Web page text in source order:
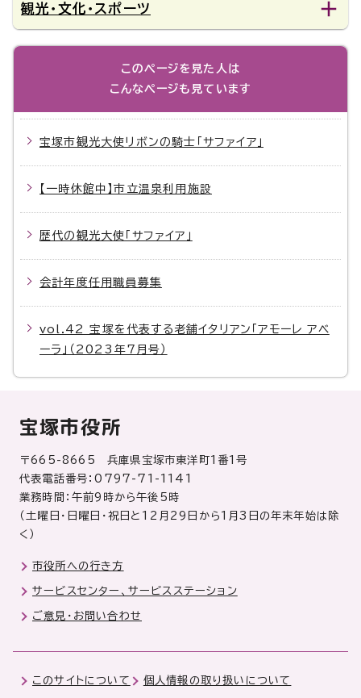
観光・文化・スポーツ
このページを見た人は
こんなページも見ています
宝塚市観光大使リボンの騎士「サファイア」
【一時休館中】市立温泉利用施設
歴代の観光大使「サファイア」
会計年度任用職員募集
vol.42 宝塚を代表する老舗イタリアン「アモーレ アベ
ーラ」（2023年7月号）
宝塚市役所
〒665-8665 兵庫県宝塚市東洋町1番1号
代表電話番号：0797-71-1141
業務時間：午前9時から午後5時
（土曜日・日曜日・祝日と12月29日から1月3日の年末年始は除
く）
市役所への行き方
サービスセンター、サービスステーション
ご意見・お問い合わせ
このサイトについて 個人情報の取り扱いについて